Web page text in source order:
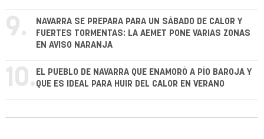
9.
NAVARRA SE PREPARA PARA UN SÁBADO DE CALOR Y
FUERTES TORMENTAS: LA AEMET PONE VARIAS ZONAS
EN AVISO NARANJA
10. EL PUEBLO DE NAVARRA QUE ENAMORÓ A PÍO BAROJA Y
QUE ES IDEAL PARA HUIR DEL CALOR EN VERANO